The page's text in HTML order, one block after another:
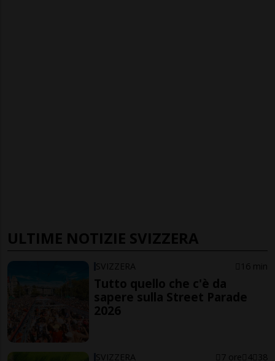
ULTIME NOTIZIE SVIZZERA
SVIZZERA 16 min
Tutto quello che c'è da
sapere sulla Street Parade
2026
SVIZZERA 7 ore 4 38